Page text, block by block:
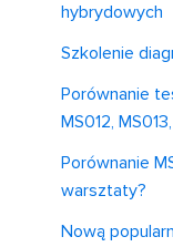
hybrydowych
Szkolenie
Porównanie
MS012,
Porównanie
warsztaty?
Nową